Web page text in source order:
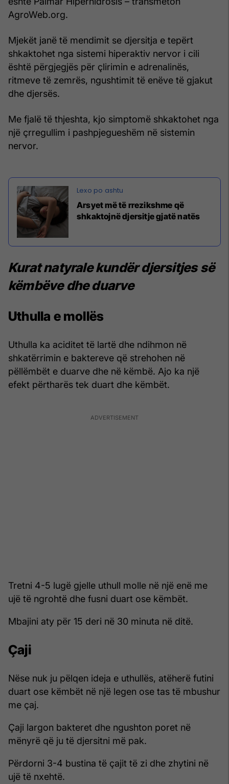
AgroWeb.org.
Mjekët janë të mendimit se djersitja e tepërt
shkaktohet nga sistemi hiperaktiv nervor i cili
është përgjegjës për çlirimin e adrenalinës,
ritmeve të zemrës, ngushtimit të enëve të gjakut
dhe djersës.
Me fjalë të thjeshta, kjo simptomë shkaktohet nga
një çrregullim i pashpjegueshëm në sistemin
nervor.
Arsyet më të rrezikshme që
shkaktojnë djersitje gjatë natës
Kurat natyrale kundër djersitjes së
këmbëve dhe duarve
Uthulla e mollës
Uthulla ka aciditet të lartë dhe ndihmon në
shkatërrimin e baktereve që strehohen në
pëllëmbët e duarve dhe në këmbë. Ajo ka një
efekt përtharës tek duart dhe këmbët.
Tretni 4-5 lugë gjelle uthull molle në një enë me
ujë të ngrohtë dhe fusni duart ose këmbët.
Mbajini aty për 15 deri në 30 minuta në ditë.
Çaji
Nëse nuk ju pëlqen ideja e uthullës, atëherë futini
duart ose këmbët në një legen ose tas të mbushur
me çaj.
Çaji largon bakteret dhe ngushton poret në
mënyrë që ju të djersitni më pak.
Përdorni 3-4 bustina të çajit të zi dhe zhytini në
ujë të nxehtë.